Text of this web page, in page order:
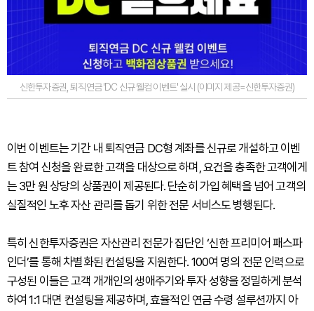
신한투자증권, 퇴직연금 'DC 신규 웰컴 이벤트' 실시 (이미지 제공=신한투자증권)
이번 이벤트는 기간 내 퇴직연금 DC형 계좌를 신규로 개설하고 이벤
트 참여 신청을 완료한 고객을 대상으로 하며, 요건을 충족한 고객에게
는 3만 원 상당의 상품권이 제공된다. 단순히 가입 혜택을 넘어 고객의
실질적인 노후 자산 관리를 돕기 위한 전문 서비스도 병행된다.
특히 신한투자증권은 자산관리 전문가 집단인 ‘신한 프리미어 패스파
인더’를 통해 차별화된 컨설팅을 지원한다. 100여 명의 전문 인력으로
구성된 이들은 고객 개개인의 생애주기와 투자 성향을 정밀하게 분석
하여 1:1 대면 컨설팅을 제공하며, 효율적인 연금 수령 설루션까지 아